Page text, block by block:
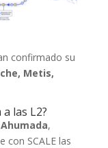
confirmado su
Metis,
las L2?
,
con SCALE las